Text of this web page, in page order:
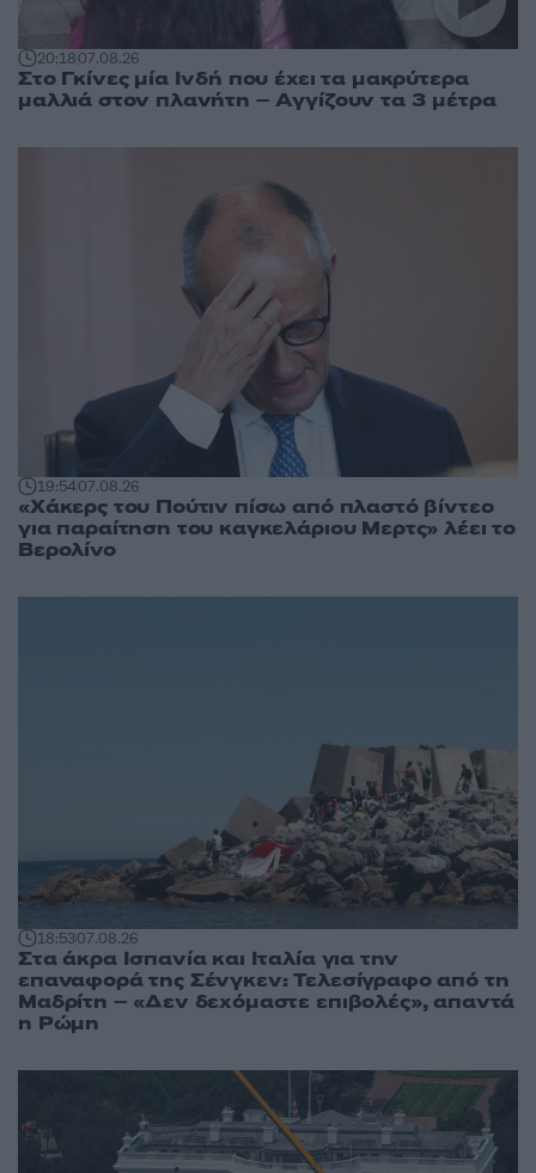
20:1807.08.26
Στο Γκίνες μία Ινδή που έχει τα μακρύτερα
μαλλιά στον πλανήτη – Αγγίζουν τα 3 μέτρα
19:5407.08.26
«Χάκερς του Πούτιν πίσω από πλαστό βίντεο
για παραίτηση του καγκελάριου Μερτς» λέει το
Βερολίνο
18:5307.08.26
Στα άκρα Ισπανία και Ιταλία για την
επαναφορά της Σένγκεν: Τελεσίγραφο από τη
Μαδρίτη – «Δεν δεχόμαστε επιβολές», απαντά
η Ρώμη